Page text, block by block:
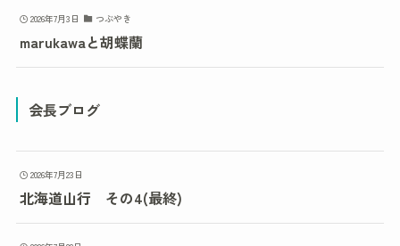
2026年7月3日 つぶやき
marukawaと胡蝶蘭
会長ブログ
2026年7月23日
北海道山行 その4(最終)